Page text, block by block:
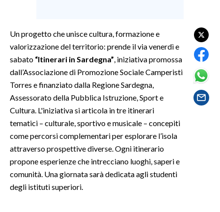
GOSSIP
SALUTE
SARDEGNA TURISMO
NOTIZIE
EVENTI
#CARAUNIONE
Un progetto che unisce cultura, formazione e
valorizzazione del territorio: prende il via venerdì e
sabato “Itinerari in Sardegna” , iniziativa promossa
dall’Associazione di Promozione Sociale Camperisti
Torres e finanziato dalla Regione Sardegna,
Assessorato della Pubblica Istruzione, Sport e
Cultura. L'iniziativa si articola in tre itinerari
tematici – culturale, sportivo e musicale – concepiti
come percorsi complementari per esplorare l’isola
attraverso prospettive diverse. Ogni itinerario
propone esperienze che intrecciano luoghi, saperi e
comunità. Una giornata sarà dedicata agli studenti
degli istituti superiori.